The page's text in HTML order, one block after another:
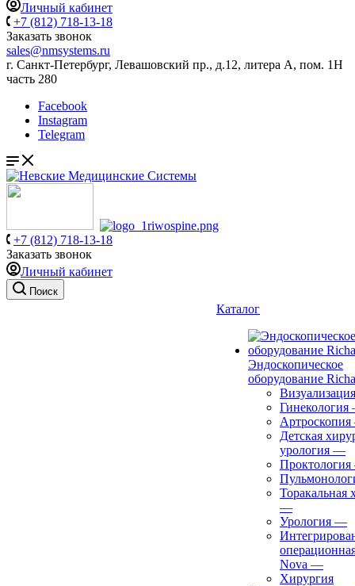
Личный кабинет
+7 (812) 718-13-18
Заказать звонок
sales@nmsystems.ru
г. Санкт-Петербург, Левашовский пр., д.12, литера А, пом. 1Н
часть 280
Facebook
Instagram
Telegram
+7 (812) 718-13-18
Заказать звонок
Личный кабинет
Поиск
Каталог
Эндоскопическое
оборудование
Визуализация
Гинекология
Артроскопия
Детская
урология —
Проктология
Торакальная
—
Урология —
Nova —
Хирургия